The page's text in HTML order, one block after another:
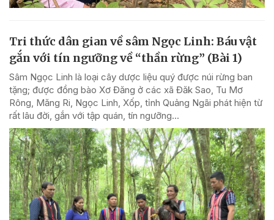
Tri thức dân gian về sâm Ngọc Linh: Báu vật
gắn với tín ngưỡng về “thần rừng” (Bài 1)
Sâm Ngọc Linh là loại cây dược liệu quý được núi rừng ban
tặng; được đồng bào Xơ Đăng ở các xã Đăk Sao, Tu Mơ
Rông, Măng Ri, Ngọc Linh, Xốp, tỉnh Quảng Ngãi phát hiện từ
rất lâu đời, gắn với tập quán, tín ngưỡng...